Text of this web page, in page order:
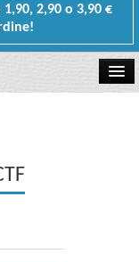
2,90 o 3,90 €